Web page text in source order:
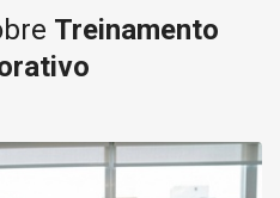
Treinamento